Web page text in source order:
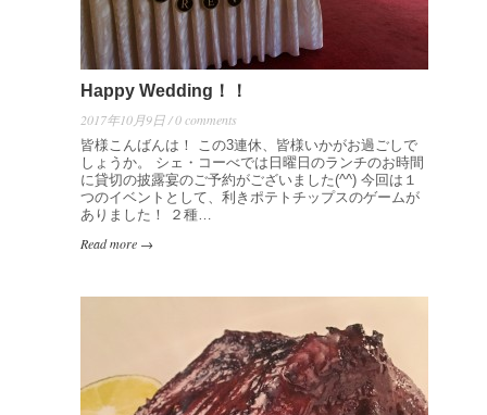
Happy Wedding！！
2017年10月9日 / 0 comments
皆様こんばんは！ この3連休、皆様いかがお過ごしで
しょうか。 シェ・コーべでは日曜日のランチのお時間
に貸切の披露宴のご予約がございました(^^) 今回は１
つのイベントとして、利きポテトチップスのゲームが
ありました！ ２種…
Read more →